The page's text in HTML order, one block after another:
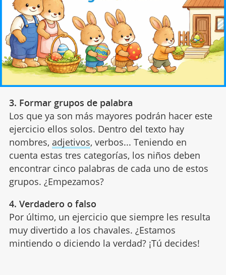
3. Formar grupos de palabra
Los que ya son más mayores podrán hacer este
ejercicio ellos solos. Dentro del texto hay
nombres, adjetivos, verbos... Teniendo en
cuenta estas tres categorías, los niños deben
encontrar cinco palabras de cada uno de estos
grupos. ¿Empezamos?
4. Verdadero o falso
Por último, un ejercicio que siempre les resulta
muy divertido a los chavales. ¿Estamos
mintiendo o diciendo la verdad? ¡Tú decides!